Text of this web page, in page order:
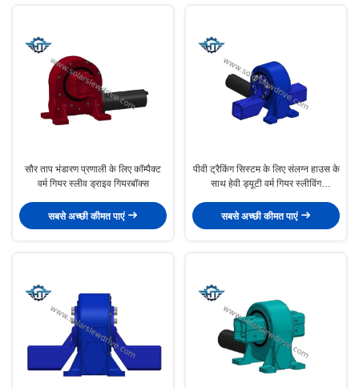
सौर ताप भंडारण प्रणाली के लिए कॉम्पैक्ट
वर्म गियर स्लीव ड्राइव गियरबॉक्स
सबसे अच्छी कीमत पाएं
पीवी ट्रैकिंग सिस्टम के लिए संलग्न हाउस के
साथ हेवी ड्यूटी वर्म गियर स्लीविंग
सबसे अच्छी कीमत पाएं